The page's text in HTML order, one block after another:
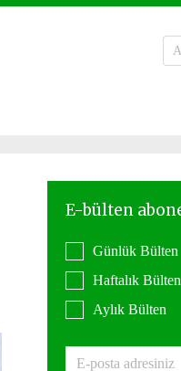
Günlük Bülten
Haftalık Bülten
Aylık Bülten